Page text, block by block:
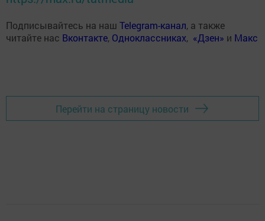
Подписывайтесь на наш Telegram-канал, а также
читайте нас Вконтакте, Одноклассниках, «Дзен» и Макс
Перейти на страницу новости